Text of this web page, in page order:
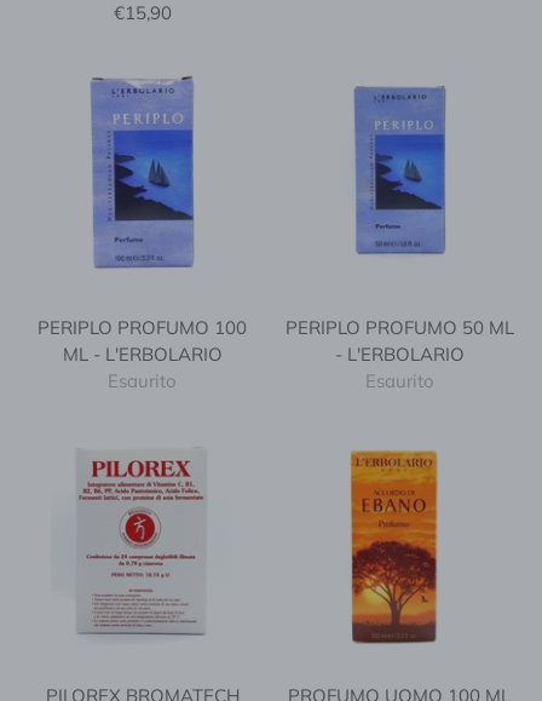
€15,90
PERIPLO PROFUMO 100
ML - L'ERBOLARIO
Esaurito
PERIPLO PROFUMO 50 ML
- L'ERBOLARIO
Esaurito
PILOREX BROMATECH
PROFUMO UOMO 100 ML